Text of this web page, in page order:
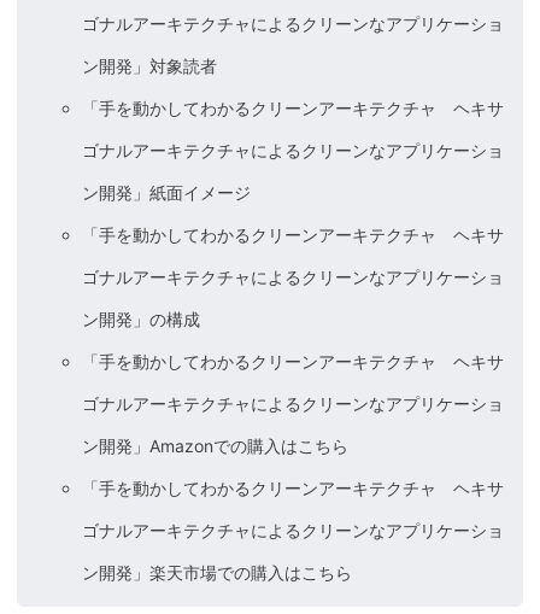
ゴナルアーキテクチャによるクリーンなアプリケーショ
ン開発」対象読者
「手を動かしてわかるクリーンアーキテクチャ ヘキサ
ゴナルアーキテクチャによるクリーンなアプリケーショ
ン開発」紙面イメージ
「手を動かしてわかるクリーンアーキテクチャ ヘキサ
ゴナルアーキテクチャによるクリーンなアプリケーショ
ン開発」の構成
「手を動かしてわかるクリーンアーキテクチャ ヘキサ
ゴナルアーキテクチャによるクリーンなアプリケーショ
ン開発」Amazonでの購入はこちら
「手を動かしてわかるクリーンアーキテクチャ ヘキサ
ゴナルアーキテクチャによるクリーンなアプリケーショ
ン開発」楽天市場での購入はこちら